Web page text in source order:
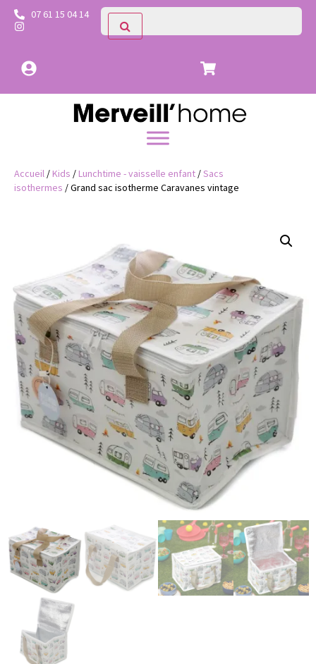
07 61 15 04 14
Accueil /Kids /Lunchtime - vaisselle enfant /Sacs
isothermes / Grand sac isotherme Caravanes vintage